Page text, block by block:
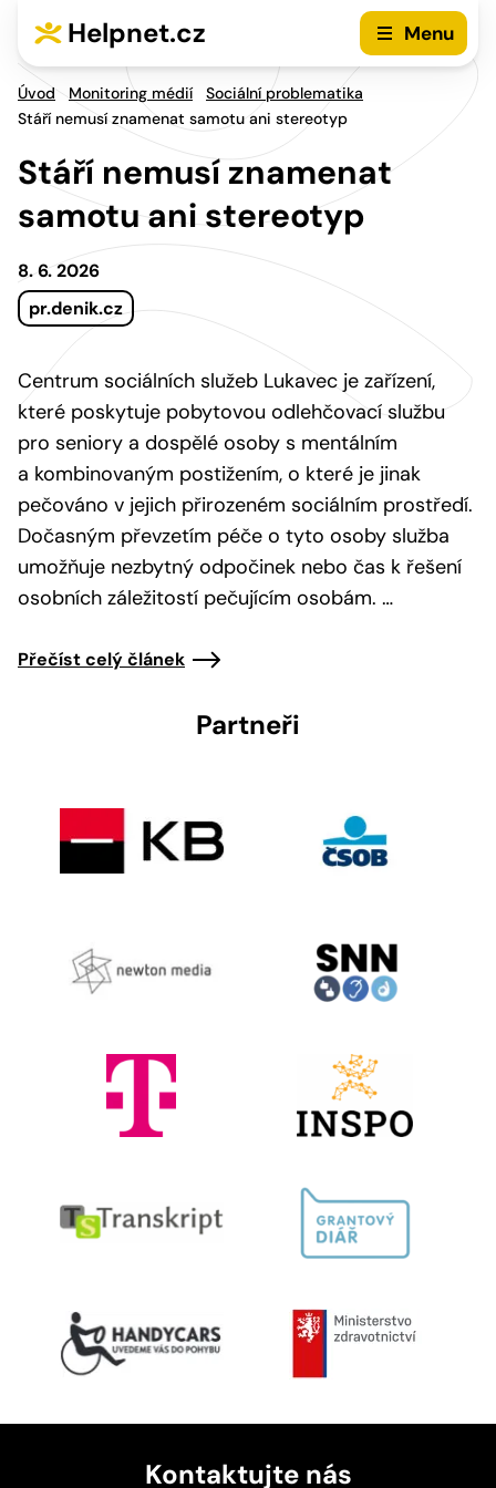
Helpnet.cz Menu
Úvod Monitoring médií
Sociální problematika
Stáří nemusí znamenat samotu ani stereotyp
Stáří nemusí znamenat
samotu ani stereotyp
8. 6. 2026
pr.denik.cz
Centrum sociálních služeb Lukavec je zařízení,
které poskytuje pobytovou odlehčovací službu
pro seniory a dospělé osoby s mentálním
a kombinovaným postižením, o které je jinak
pečováno v jejich přirozeném sociálním prostředí.
Dočasným převzetím péče o tyto osoby služba
umožňuje nezbytný odpočinek nebo čas k řešení
osobních záležitostí pečujícím osobám. …
Přečíst celý článek
Partneři
Kontaktujte nás